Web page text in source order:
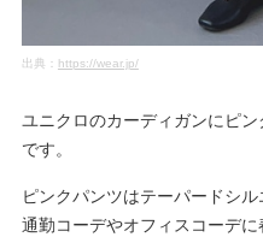
出典： https://wear.jp/
ユニクロのカーディガンにピ
です。
ピンクパンツはテーパードシ
通勤コーデやオフィスコーデ